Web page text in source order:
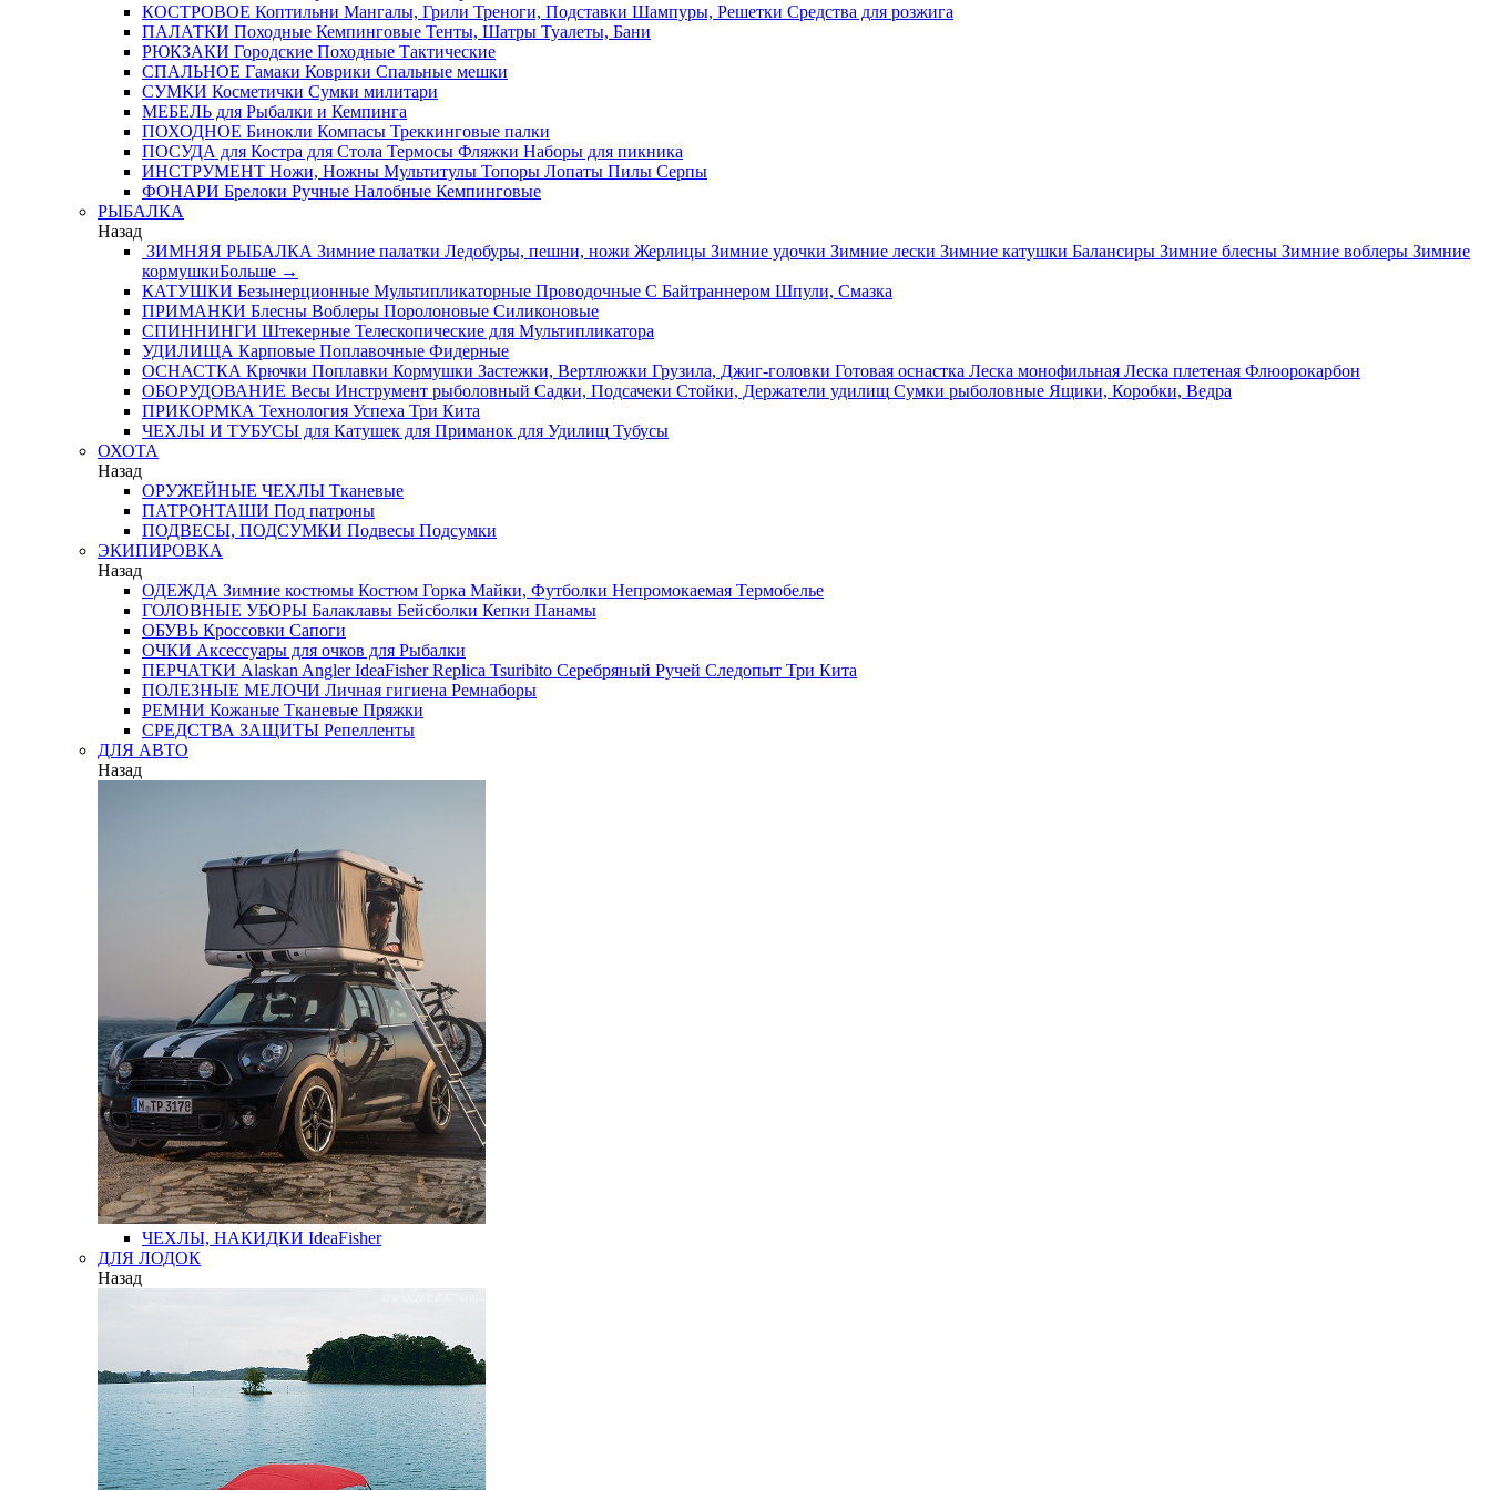
КОСТРОВОЕ Коптильни Мангалы, Грили Треноги, Подставки Шампуры, Решетки Средства для розжига
ПАЛАТКИ Походные Кемпинговые Тенты, Шатры Туалеты, Бани
РЮКЗАКИ Городские Походные Тактические
СПАЛЬНОЕ Гамаки Коврики Спальные мешки
СУМКИ Косметички Сумки милитари
МЕБЕЛЬ для Рыбалки и Кемпинга
ПОХОДНОЕ Бинокли Компасы Треккинговые палки
ПОСУДА для Костра для Стола Термосы Фляжки Наборы для пикника
ИНСТРУМЕНТ Ножи, Ножны Мультитулы Топоры Лопаты Пилы Серпы
ФОНАРИ Брелоки Ручные Налобные Кемпинговые
РЫБАЛКА
Назад
ЗИМНЯЯ РЫБАЛКА Зимние палатки Ледобуры, пешни, ножи Жерлицы Зимние удочки Зимние лески Зимние катушки Балансиры Зимние блесны Зимние воблеры Зимние
кормушкиБольше →
КАТУШКИ Безынерционные Мультипликаторные Проводочные С Байтраннером Шпули, Смазка
ПРИМАНКИ Блесны Воблеры Поролоновые Силиконовые
СПИННИНГИ Штекерные Телескопические для Мультипликатора
УДИЛИЩА Карповые Поплавочные Фидерные
ОСНАСТКА Крючки Поплавки Кормушки Застежки, Вертлюжки Грузила, Джиг-головки Готовая оснастка Леска монофильная Леска плетеная Флюорокарбон
ОБОРУДОВАНИЕ Весы Инструмент рыболовный Садки, Подсачеки Стойки, Держатели удилищ Сумки рыболовные Ящики, Коробки, Ведра
ПРИКОРМКА Технология Успеха Три Кита
ЧЕХЛЫ И ТУБУСЫ для Катушек для Приманок для Удилищ Тубусы
ОХОТА
Назад
ОРУЖЕЙНЫЕ ЧЕХЛЫ Тканевые
ПАТРОНТАШИ Под патроны
ПОДВЕСЫ, ПОДСУМКИ Подвесы Подсумки
ЭКИПИРОВКА
Назад
ОДЕЖДА Зимние костюмы Костюм Горка Майки, Футболки Непромокаемая Термобелье
ГОЛОВНЫЕ УБОРЫ Балаклавы Бейсболки Кепки Панамы
ОБУВЬ Кроссовки Сапоги
ОЧКИ Аксессуары для очков для Рыбалки
ПЕРЧАТКИ Alaskan AnglerIdeaFisherReplica Tsuribito Серебряный Ручей Следопыт Три Кита
ПОЛЕЗНЫЕ МЕЛОЧИ Личная гигиена Ремнаборы
РЕМНИ Кожаные Тканевые Пряжки
СРЕДСТВА ЗАЩИТЫ Репелленты
ДЛЯ АВТО
Назад
ЧЕХЛЫ, НАКИДКИ IdeaFisher
ДЛЯ ЛОДОК
Назад